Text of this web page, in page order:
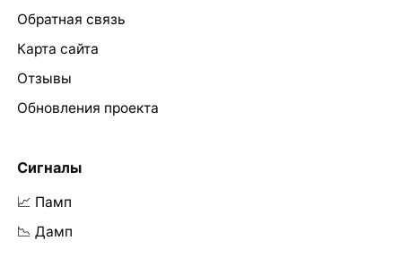
Обратная связь
Карта сайта
Отзывы
Обновления проекта
Сигналы
📈 Памп
📉 Дамп